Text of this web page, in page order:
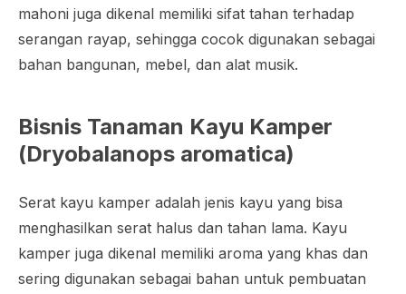
mahoni juga dikenal memiliki sifat tahan terhadap
serangan rayap, sehingga cocok digunakan sebagai
bahan bangunan, mebel, dan alat musik.
Bisnis Tanaman Kayu Kamper
(Dryobalanops aromatica)
Serat kayu kamper adalah jenis kayu yang bisa
menghasilkan serat halus dan tahan lama. Kayu
kamper juga dikenal memiliki aroma yang khas dan
sering digunakan sebagai bahan untuk pembuatan